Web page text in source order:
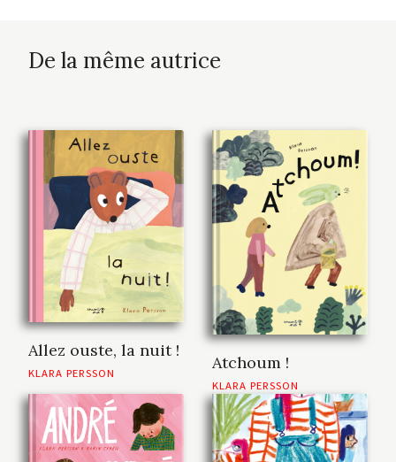
De la même autrice
Allez ouste, la nuit !
KLARA PERSSON
Atchoum !
KLARA PERSSON